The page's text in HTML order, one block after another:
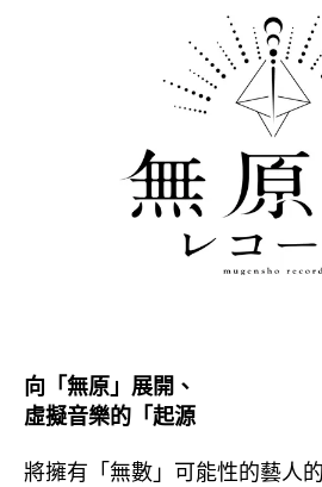
向「無原」展開、
虛擬音樂的「起源
將擁有「無數」可能性的藝人